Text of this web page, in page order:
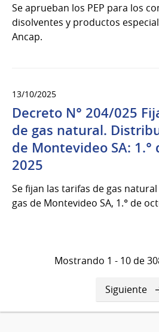
Se aprueban los PEP para los
disolventes y productos
Ancap.
13/10/2025
Decreto N° 204/025
de gas natural.
de Montevideo SA:
2025
Se fijan las tarifas de gas
gas de Montevideo SA, 1.° de
Mostrando 1 - 10 de
Siguiente
página
Siguiente